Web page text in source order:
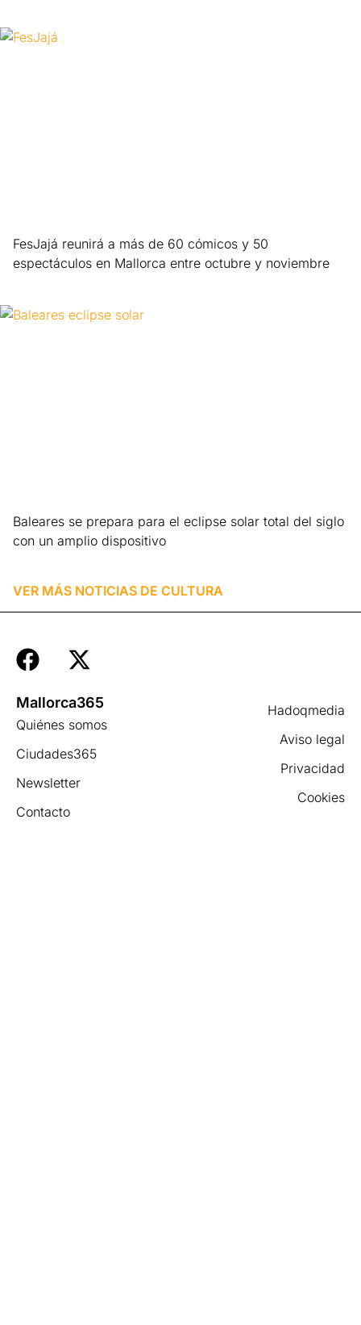
FesJajá reunirá a más de 60 cómicos y 50
espectáculos en Mallorca entre octubre y noviembre
Baleares se prepara para el eclipse solar total del siglo
con un amplio dispositivo
VER MÁS NOTICIAS DE CULTURA
Hadoqmedia
Aviso legal
Privacidad
Cookies
Mallorca365
Quiénes somos
Ciudades365
Newsletter
Contacto